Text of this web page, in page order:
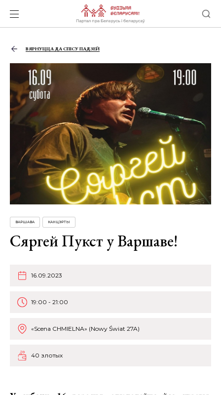
ВЯРНУЦЦА ДА СПІСУ ПАДЗЕЙ
ВАРШАВА КАНЦЭРТЫ
Сяргей Пукст у Варшаве!
16.09.2023
19:00 - 21:00
«Scena CHMIELNA» (Nowy Świat 27A)
40 злотых